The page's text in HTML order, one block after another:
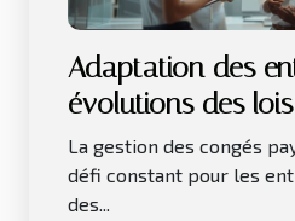
Adaptation des
évolutions des
congés payés
La gestion des congés
défi constant pour les
des...